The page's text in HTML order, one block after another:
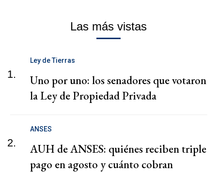
Las más vistas
1.
Ley de Tierras
Uno por uno: los senadores que votaron
la Ley de Propiedad Privada
2.
ANSES
AUH de ANSES: quiénes reciben triple
pago en agosto y cuánto cobran